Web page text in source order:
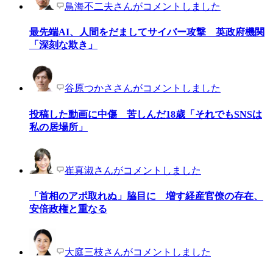
鳥海不二夫さんがコメントしました
最先端AI、人間をだましてサイバー攻撃 英政府機関
「深刻な欺き」
谷原つかささんがコメントしました
投稿した動画に中傷 苦しんだ18歳「それでもSNSは
私の居場所」
崔真淑さんがコメントしました
「首相のアポ取れぬ」脇目に 増す経産官僚の存在、
安倍政権と重なる
大庭三枝さんがコメントしました